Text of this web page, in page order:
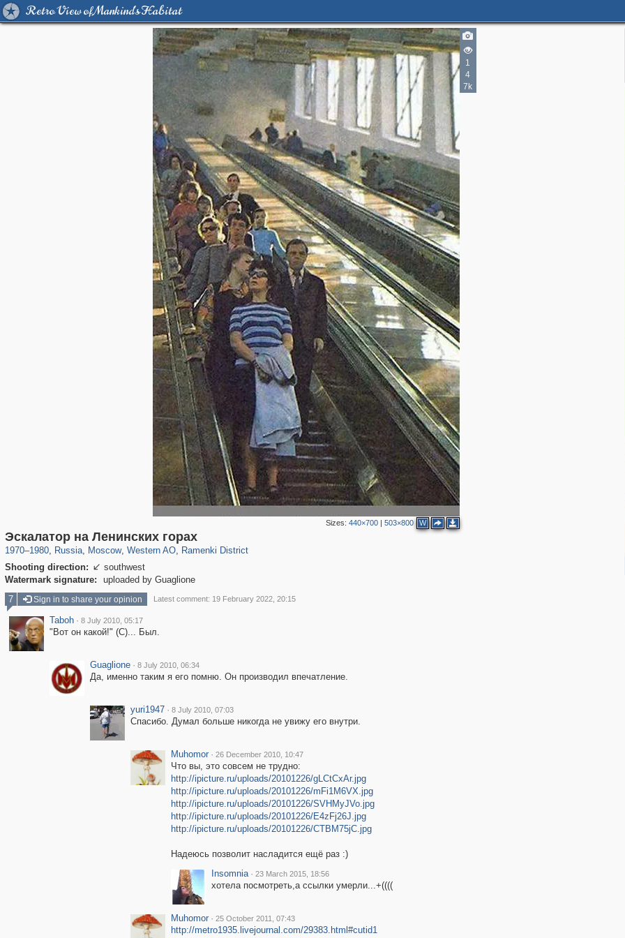
Retro View of Mankind's Habitat
1
4
7k
Sizes: 440×700| 503×800 W
Эскалатор на Ленинских горах
1970–1980, Russia
1,406,056 29,243
, Moscow
319,746 8,286
, Western AO
27,129 310
, Ramenki District
5,675
Shooting direction:  southwest
Watermark signature:
uploaded by Guaglione
7
Sign in to share your opinion Latest comment: 19 February 2022, 20:15
Taboh · 8 July 2010, 05:17
"Вот он какой!" (С)... Был.
Guaglione · 8 July 2010, 06:34
Да, именно таким я его помню. Он производил впечатление.
yuri1947 · 8 July 2010, 07:03
Спасибо. Думал больше никогда не увижу его внутри.
Muhomor · 26 December 2010, 10:47
Что вы, это совсем не трудно:
http://ipicture.ru/uploads/20101226/gLCtCxAr.jpg
http://ipicture.ru/uploads/20101226/mFi1M6VX.jpg
http://ipicture.ru/uploads/20101226/SVHMyJVo.jpg
http://ipicture.ru/uploads/20101226/E4zFj26J.jpg
http://ipicture.ru/uploads/20101226/CTBM75jC.jpg
Надеюсь позволит насладится ещё раз :)
Insomnia · 23 March 2015, 18:56
хотела посмотреть,а ссылки умерли...+((((
Muhomor · 25 October 2011, 07:43
http://metro1935.livejournal.com/29383.html#cutid1